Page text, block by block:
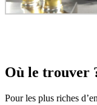
Où le trouver
Pour les plus riches